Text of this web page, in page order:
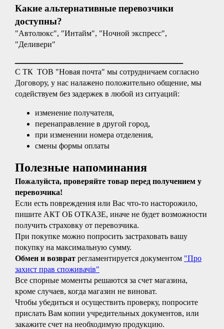
Какие альтернативные перевозчики
доступны?
"Автолюкс", "Интайм", "Ночной экспресс",
"Деливери"
С ТК ТОВ "Новая почта" мы сотрудничаем согласно
Договору, у нас налажено положительно общение, мы
содействуем без задержек в любой из ситуаций:
изменение получателя,
перенаправление в другой город,
при изменении номера отделения,
смены формы оплаты
Полезные напоминания
Пожалуйста, проверяйте товар перед получением у
перевозчика!
Если есть повреждения или Вас что-то насторожило,
пишите АКТ ОБ ОТКАЗЕ, иначе не будет возможности
получить страховку от перевозчика.
При покупке можно попросить застраховать вашу
покупку на максимальную сумму.
Обмен и возврат регламентируется документом "Про
захист прав споживачів"
Все спорные моменты решаются за счет магазина,
кроме случаев, когда магазин не виноват.
Чтобы убедиться и осуществить проверку, попросите
прислать Вам копии учредительных документов, или
закажите счет на необходимую продукцию.